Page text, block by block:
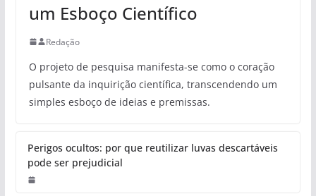
um Esboço Científico
Redação
O projeto de pesquisa manifesta-se como o coração
pulsante da inquirição científica, transcendendo um
simples esboço de ideias e premissas.
Perigos ocultos: por que reutilizar luvas descartáveis
pode ser prejudicial